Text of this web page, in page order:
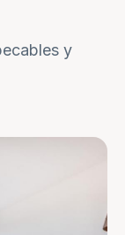
y